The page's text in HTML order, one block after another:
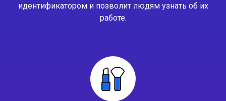
идентификатором и позволит людям узнать об их
работе.